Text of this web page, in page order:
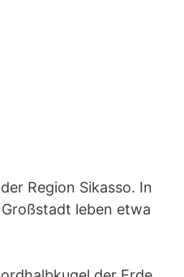
Region Sikasso. In
leben etwa